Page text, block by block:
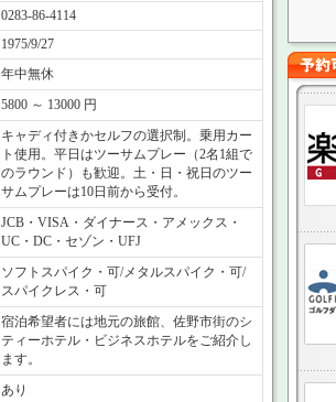
0283-86-4114
1975/9/27
年中無休
5800 ～ 13000 円
キャディ付きかセルフの選択制。乗用カー
ト使用。平日はツーサムプレー（2名1組で
のラウンド）も歓迎。土・日・祝日のツー
サムプレーは10日前から受付。
JCB・VISA・ダイナース・アメックス・
UC・DC・セゾン・UFJ
ソフトスパイク・可/メタルスパイク・可/
スパイクレス・可
宿泊希望者には地元の旅館、佐野市街のシ
ティーホテル・ビジネスホテルをご紹介し
ます。
あり